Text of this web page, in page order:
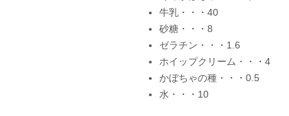
牛乳・・・40
砂糖・・・8
ゼラチン・・・1.6
ホイップクリーム・・・4
かぼちゃの種・・・0.5
水・・・10